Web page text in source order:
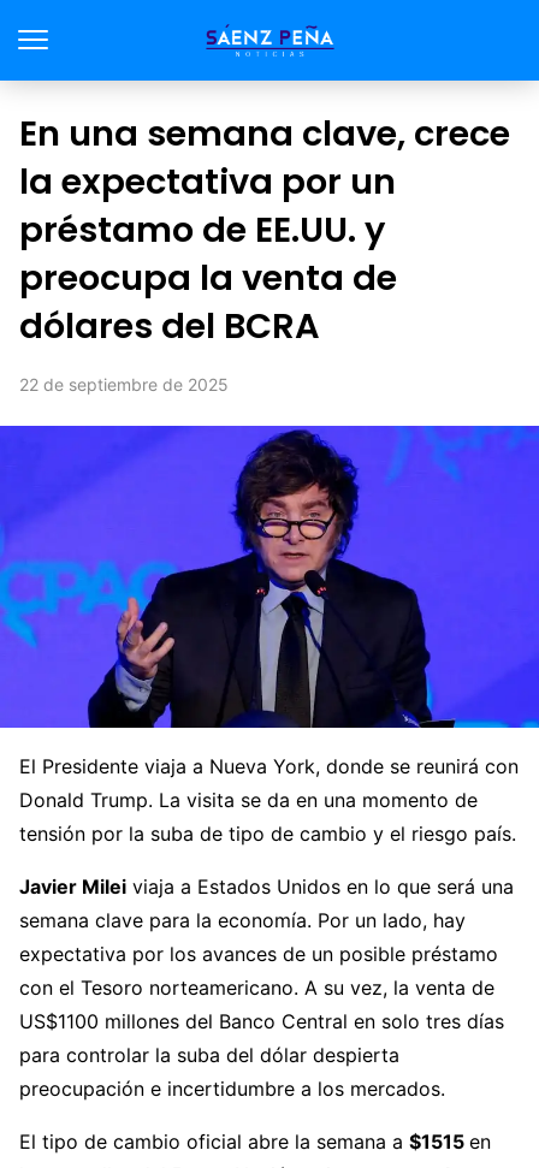
En una semana clave, crece
la expectativa por un
préstamo de EE.UU. y
preocupa la venta de
dólares del BCRA
22 de septiembre de 2025
El Presidente viaja a Nueva York, donde se reunirá con
Donald Trump. La visita se da en una momento de
tensión por la suba de tipo de cambio y el riesgo país.
Javier Milei viaja a Estados Unidos en lo que será una
semana clave para la economía. Por un lado, hay
expectativa por los avances de un posible préstamo
con el Tesoro norteamericano. A su vez, la venta de
US$1100 millones del Banco Central en solo tres días
para controlar la suba del dólar despierta
preocupación e incertidumbre a los mercados.
El tipo de cambio oficial abre la semana a $1515 en